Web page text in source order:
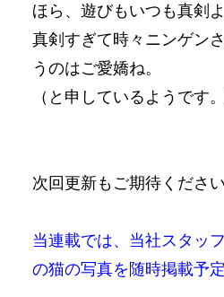
ほら、遊びもいつも真剣よ
真剣すぎて時々ニンゲン
うのはご愛嬌ね。
（と申しているようです。
次回更新もご期待ください
当連載では、当社スタッ
の猫の写真を随時掲載予定